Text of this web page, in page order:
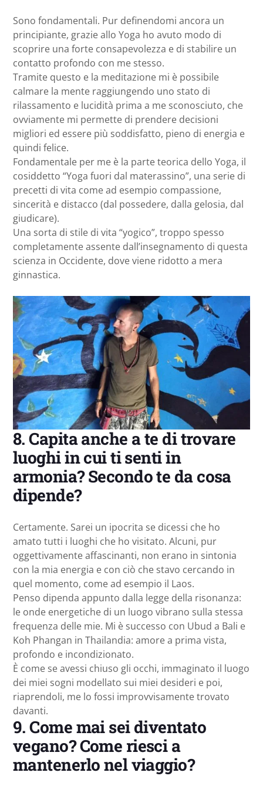
Sono fondamentali. Pur definendomi ancora un
principiante, grazie allo Yoga ho avuto modo di
scoprire una forte consapevolezza e di stabilire un
contatto profondo con me stesso.
Tramite questo e la meditazione mi è possibile
calmare la mente raggiungendo uno stato di
rilassamento e lucidità prima a me sconosciuto, che
ovviamente mi permette di prendere decisioni
migliori ed essere più soddisfatto, pieno di energia e
quindi felice.
Fondamentale per me è la parte teorica dello Yoga, il
cosiddetto “Yoga fuori dal materassino”, una serie di
precetti di vita come ad esempio compassione,
sincerità e distacco (dal possedere, dalla gelosia, dal
giudicare).
Una sorta di stile di vita “yogico”, troppo spesso
completamente assente dall’insegnamento di questa
scienza in Occidente, dove viene ridotto a mera
ginnastica.
8. Capita anche a te di trovare
luoghi in cui ti senti in
armonia? Secondo te da cosa
dipende?
Certamente. Sarei un ipocrita se dicessi che ho
amato tutti i luoghi che ho visitato. Alcuni, pur
oggettivamente affascinanti, non erano in sintonia
con la mia energia e con ciò che stavo cercando in
quel momento, come ad esempio il Laos.
Penso dipenda appunto dalla legge della risonanza:
le onde energetiche di un luogo vibrano sulla stessa
frequenza delle mie. Mi è successo con Ubud a Bali e
Koh Phangan in Thailandia: amore a prima vista,
profondo e incondizionato.
È come se avessi chiuso gli occhi, immaginato il luogo
dei miei sogni modellato sui miei desideri e poi,
riaprendoli, me lo fossi improvvisamente trovato
davanti.
9. Come mai sei diventato
vegano? Come riesci a
mantenerlo nel viaggio?